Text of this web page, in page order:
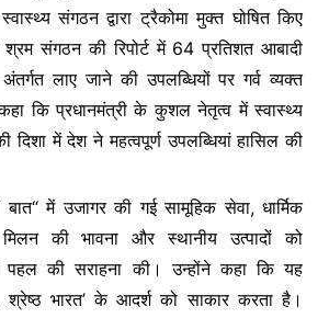
संगठन द्वारा ट्रैकोमा मुक्त घोषित किए
श्रम संगठन की रिपोर्ट में 64 प्रतिशत आबादी
लाए जाने की उपलब्धियों पर गर्व व्यक्त
कि प्रधानमंत्री के कुशल नेतृत्व में स्वास्थ्य
दिशा में देश ने महत्वपूर्ण उपलब्धियां हासिल की
में उजागर की गई सामूहिक सेवा, धार्मिक
की भावना और स्थानीय उत्पादों को
पहल की सराहना की। उन्होंने कहा कि यह
श्रेष्ठ भारत’ के आदर्श को साकार करता है।